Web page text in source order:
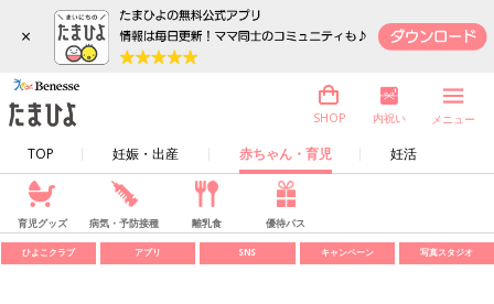
×
TOP 妊娠・出産 赤ちゃん・育児 妊活
SHOP 内祝い メニュー
育児グッズ 病気・予防接種 離乳食 優待パス
ひよこクラブ アプリ SNS キャンペーン 写真スタジオ